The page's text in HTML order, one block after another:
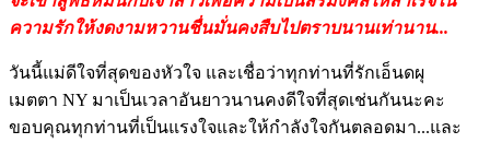
ความรักให้งดงามหวานชื่นมั่นคงสืบไปตราบนานเท่านาน...
วันนี้แม่ดีใจที่สุดของหัวใจ และเชื่อว่าทุกท่านที่รักเอ็นดผุ
เมตตา NY มาเป็นเวลาอันยาวนานคงดีใจที่สุดเช่นกันนะคะ
ขอบคุณทุกท่านที่เป็นแรงใจและให้กำลังใจกันตลอดมา...และ